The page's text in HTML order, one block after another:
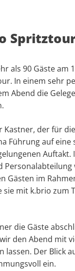
als 90 Gäste am
In einem sehr
Abend die
der für
Führung auf
Personalabteilung
Gästen im
sie mit k.brio zum
die Gäste
den Abend mit
lassen. Der Blick
ein.